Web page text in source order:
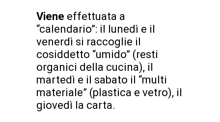
Viene effettuata a
“calendario”: il lunedì e il
venerdì si raccoglie il
cosiddetto “umido” (resti
organici della cucina), il
martedì e il sabato il “multi
materiale” (plastica e vetro), il
giovedì la carta.